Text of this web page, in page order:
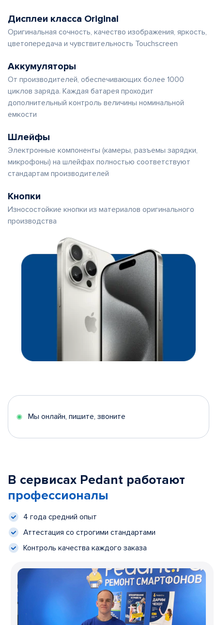
Дисплеи класса Original
Оригинальная сочность, качество изображения, яркость,
цветопередача и чувствительность Touchscreen
Аккумуляторы
От производителей, обеспечивающих более 1000
циклов заряда. Каждая батарея проходит
дополнительный контроль величины номинальной
емкости
Шлейфы
Электронные компоненты (камеры, разъемы зарядки,
микрофоны) на шлейфах полностью соответствуют
стандартам производителей
Кнопки
Износостойкие кнопки из материалов оригинального
производства
Мы онлайн, пишите, звоните
В сервисах Pedant работают
профессионалы
4 года средний опыт
Аттестация со строгими стандартами
Контроль качества каждого заказа